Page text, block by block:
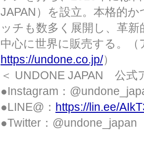
JAPAN）を設立。本格的
ッチも数多く展開し、革
中心に世界に販売する。
https://undone.co.jp/）
＜ UNDONE JAPAN 公式
●Instagram：
●LINE@： https://lin.ee/
●Twitter：@undone_japan